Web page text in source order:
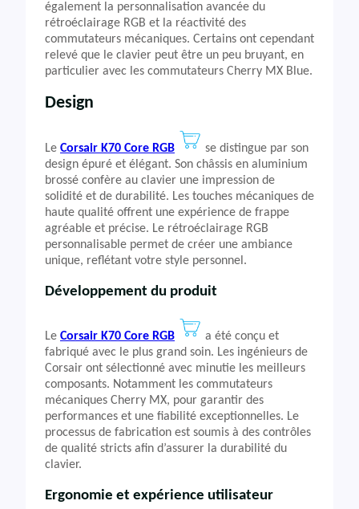
également la personnalisation avancée du
rétroéclairage RGB et la réactivité des
commutateurs mécaniques. Certains ont cependant
relevé que le clavier peut être un peu bruyant, en
particulier avec les commutateurs Cherry MX Blue.
Design
Le Corsair K70 Core RGB
se distingue par son
design épuré et élégant. Son châssis en aluminium
brossé confère au clavier une impression de
solidité et de durabilité. Les touches mécaniques de
haute qualité offrent une expérience de frappe
agréable et précise. Le rétroéclairage RGB
personnalisable permet de créer une ambiance
unique, reflétant votre style personnel.
Développement du produit
Le Corsair K70 Core RGB
a été conçu et
fabriqué avec le plus grand soin. Les ingénieurs de
Corsair ont sélectionné avec minutie les meilleurs
composants. Notamment les commutateurs
mécaniques Cherry MX, pour garantir des
performances et une fiabilité exceptionnelles. Le
processus de fabrication est soumis à des contrôles
de qualité stricts afin d’assurer la durabilité du
clavier.
Ergonomie et expérience utilisateur